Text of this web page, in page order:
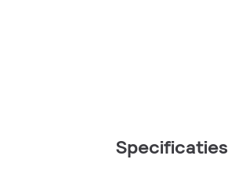
Specificaties